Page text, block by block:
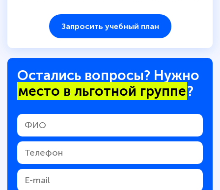
Запросить учебный план
Остались вопросы? Нужно
место в льготной группе?